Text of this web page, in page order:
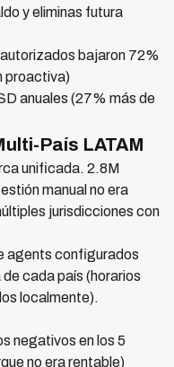
y eliminas futura
bajaron 72%
proactiva)
anuales (27% más de
País LATAM
unificada. 2.8M
manual no era
jurisdicciones con
agents configurados
cada país (horarios
localmente).
negativos en los 5
no era rentable)